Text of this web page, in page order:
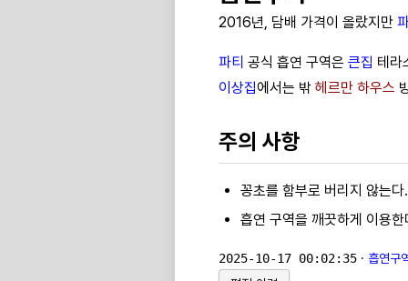
2016년, 담배 가격이 올랐지만
파티 공식 흡연 구역은 큰집 테라
이상집에서는 밖 헤르만 하우스
주의 사항
꽁초를 함부로 버리지 않는다.
흡연 구역을 깨끗하게 이용한
2025-10-17 00:02:35 · 흡연구